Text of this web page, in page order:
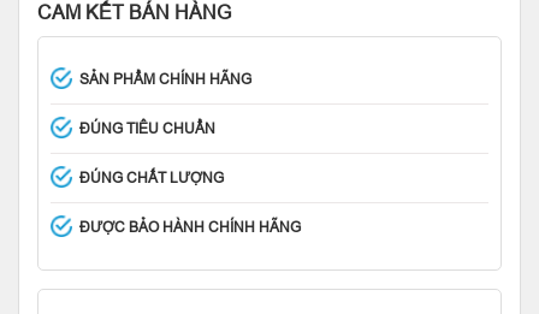
CAM KẾT BÁN HÀNG
SẢN PHẨM CHÍNH HÃNG
ĐÚNG TIÊU CHUẨN
ĐÚNG CHẤT LƯỢNG
ĐƯỢC BẢO HÀNH CHÍNH HÃNG